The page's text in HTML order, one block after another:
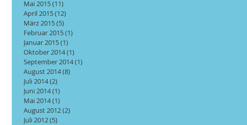
Mai 2015(11)
April 2015(12)
März 2015(5)
Februar 2015(1)
Januar 2015(1)
Oktober 2014(1)
September 2014(1)
August 2014(8)
Juli 2014(2)
Juni 2014(1)
Mai 2014(1)
August 2012(2)
Juli 2012(5)